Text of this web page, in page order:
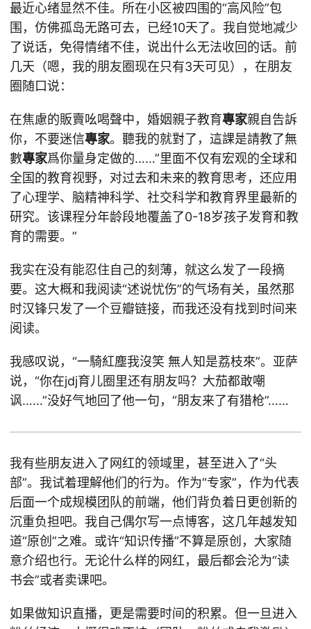
最近心绪显然不佳。所在小区被四围的“高风险”包
围，仿佛孤岛无路可去，已经10天了。我自觉地减少
了说话，免得情绪不佳，说出什么无法收回的话。前
几天（嗯，我的朋友圈现在只有3天可见），在朋友
圈随口说：
在焦慮的販賣吆喝聲中，婚姻親子教育專家親自告訴
你，不要迷信專家。聽我的就對了，這課是請教了無
數專家爲你量身定做的……”里面不仅有宏观的全球和
全国的教育视野，对过去和未来的教育思考，还应用
了心理学、脑精神科学、社交科学和教育界里最新的
研究。该课程分年龄段地覆盖了0-18岁孩子发育和教
育的需要。”
我实在没有能忍住自己的刻薄，就这么发了一段摘
要。这大概和我阅读“述说忧伤”的气场有关，虽然那
时汉锋只发了一个豆瓣链接，而我还没有找到时间来
阅读。
我感叹说，“一騎紅塵我沒笑 無人知是荔枝來”。亚萨
说，“你在jdj育儿圈里还有朋友吗？大茄都敢嘲
讽……”没好气地回了他一句，“朋友来了有猎枪”……
我有些朋友进入了网红的领域里，甚至进入了“头
部”。我试着理解他们的行为。作为“专家”，作为代表
后面一个成规模团队的前端，他们背负着日更创新的
沉重负担吧。我自己偶尔写一点博客，这几年越发知
道“原创”之难。或许“知识传播”不算是原创，大家随
意介绍也行。无论什么样的网红，最后都会沦为“读
书会”或者卖课吧。
如果做知识直播，更是需要时间的积累。但一旦进入